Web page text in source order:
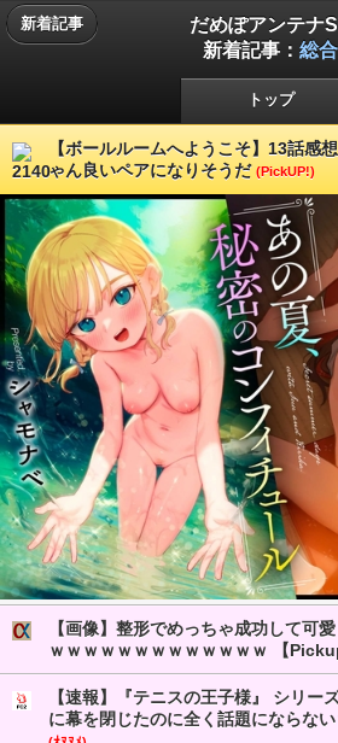
新着記事
だめぽアンテナ
新着記事： 総合
トップ
【ボールルームへようこそ】13話感
ゃん良いペアになりそうだ (PickUP!)
【画像】整形でめっちゃ成功して可
ｗｗｗｗｗｗｗｗｗｗｗｗｗ 【
【速報】『テニスの王子様』 シリー
に幕を閉じたのに全く話題にならな